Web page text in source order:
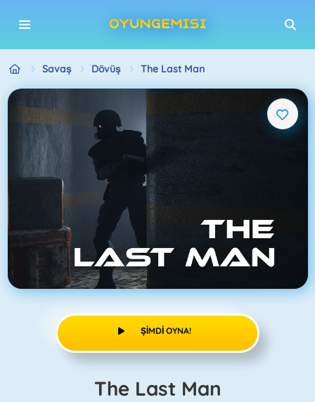
Savaş Dövüş The Last Man
ŞIMDI OYNA!
The Last Man